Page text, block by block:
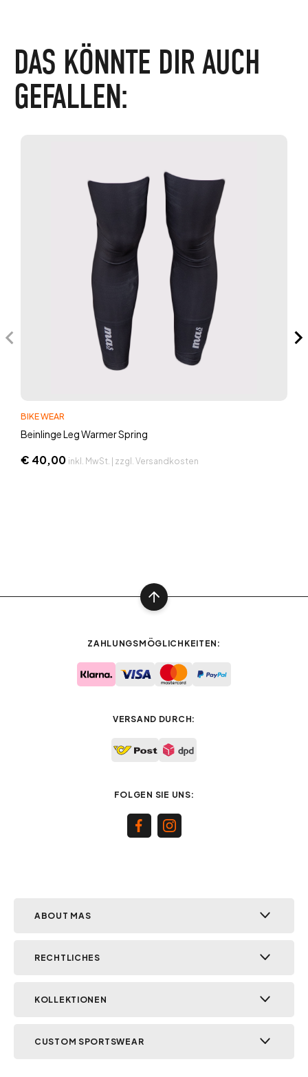
DAS KÖNNTE DIR AUCH
GEFALLEN:
BIKE WEAR
Beinlinge Leg Warmer Spring
€ 40,00 inkl. MwSt. | zzgl. Versandkosten
ZAHLUNGSMÖGLICHKEITEN:
VERSAND DURCH:
FOLGEN SIE UNS:
ABOUT MAS
RECHTLICHES
KOLLEKTIONEN
CUSTOM SPORTSWEAR